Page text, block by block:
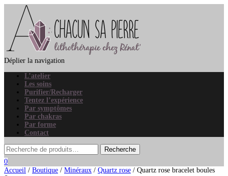
Déplier la navigation
L’atelier
Les soins
Purifier/Recharger
Tentez l’expérience
Par symptômes
Par chakras
Par forme
Contact
0
Accueil / Boutique / Minéraux / Quartz rose / Quartz rose bracelet boules